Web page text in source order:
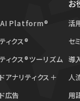
Platform®
ィクス®
ィクス®ツーリズム
アナリティクス＋
広告
お
活
セ
導
人
用